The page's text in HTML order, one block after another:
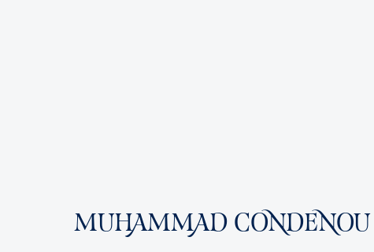
MUHAMMAD CONDENOU